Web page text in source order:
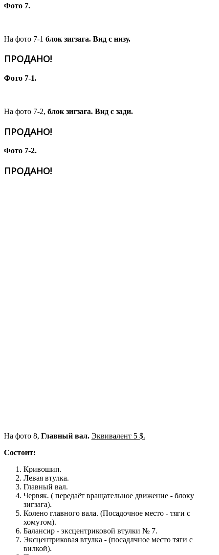
Фото 7.
На фото 7-1 блок зигзага. Вид с низу.
ПРОДАНО!
Фото 7-1.
На фото 7-2, блок зигзага. Вид с зади.
ПРОДАНО!
Фото 7-2.
ПРОДАНО!
На фото 8, Главный вал. Эквивалент 5 $.
Состоит:
Кривошип.
Левая втулка.
Главный вал.
Червяк. ( передаёт вращательное движение - блоку
зигзага).
Колено главного вала. (Посадочное место - тяги с
хомутом).
Балансир - эксцентриковой втулки № 7.
Эксцентриковая втулка - (посадлчное место тяги с
вилкой).